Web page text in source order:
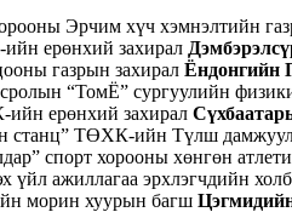
Эрчим хүч хэмнэлтийн
ерөнхий захирал
газрын захирал Ёндонгийн
“ТомЁ” сургуулийн
ерөнхий захирал
станц” ТӨХК-ийн Түлш
спорт хорооны хөнгөн
үйл ажиллагаа эрхлэгчдийн
морин хуурын багш